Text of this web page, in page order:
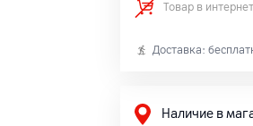
Товар в
Доставка:
Наличие в